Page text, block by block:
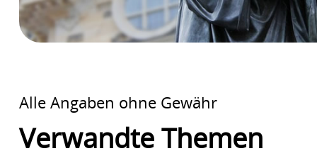
Alle Angaben ohne Gewähr
Verwandte Themen